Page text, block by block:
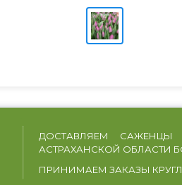
ДОСТАВЛЯЕМ САЖЕНЦЫ
АСТРАХАНСКОЙ ОБЛАСТИ
ПРИНИМАЕМ ЗАКАЗЫ